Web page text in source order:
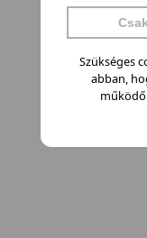
Szükséges
abban,